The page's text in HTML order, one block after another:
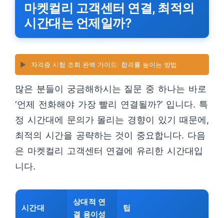
마켓컬리 고객센터 연결, 최적의
시간대는 언제일까?
▶️ 자격증 시험 조회 완벽 가이드: 합격률 높이는 방법
많은 분들이 궁금해하시는 질문 중 하나는 바로
‘언제 전화해야 가장 빨리 연결될까?’ 입니다. 특
정 시간대에 문의가 몰리는 경향이 있기 때문에,
최적의 시간을 공략하는 것이 중요합니다. 다음
은 마켓컬리 고객센터 연결에 유리한 시간대입
니다.
시간대
상대적 연
결 용이성
팁